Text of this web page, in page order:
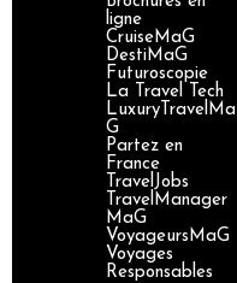
ligne
CruiseMaG
DestiMaG
Futuroscopie
La Travel Tech
LuxuryTravelMa
G
Partez en
France
TravelJobs
TravelManager
MaG
VoyageursMaG
Voyages
Responsables